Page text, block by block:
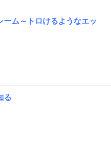
ーム～トロけるようなエッ
る